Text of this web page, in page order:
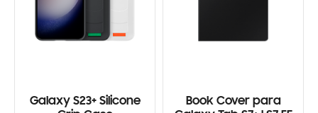
Galaxy S23+ Silicone
Book Cover para